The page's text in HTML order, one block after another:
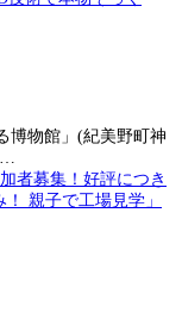
博物館」(紀美野町神
…